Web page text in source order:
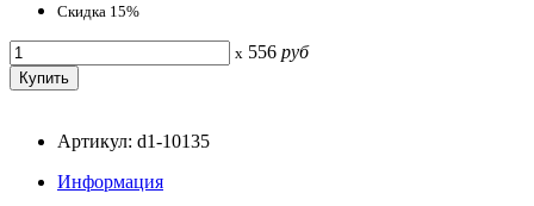
Скидка 15%
x 556 руб
Артикул: d1-10135
Информация